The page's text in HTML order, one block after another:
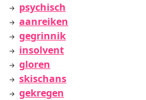
psychisch
aanreiken
gegrinnik
insolvent
gloren
skischans
gekregen